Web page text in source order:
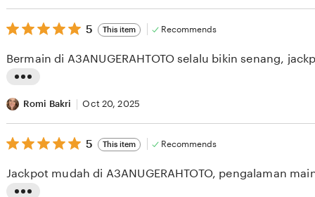
e
v
e
b
y
S
n
s
t
n
r
e
v
e
5
out
5
stars
5 This item Recommends
i
s
t
n
Bermain di A3ANUGERAHTOTO selalu bikin senang,
Romi Bakri Oct 20, 2025
5
out
5
stars
5 This item Recommends
Jackpot mudah di A3ANUGERAHTOTO, pengalaman